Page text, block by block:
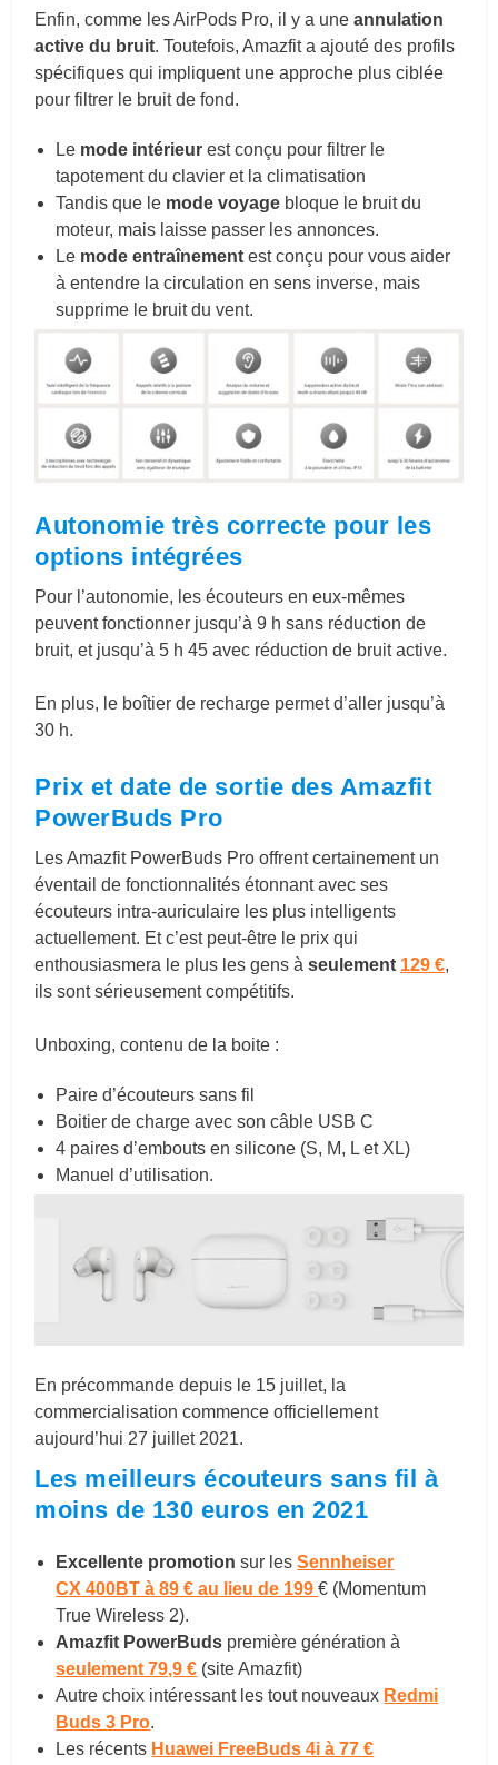
Enfin, comme les AirPods Pro, il y a uneannulation
active du bruit. Toutefois, Amazfit a ajouté des profils
spécifiques qui impliquent une approche plus ciblée
pour filtrer le bruit de fond.
Le mode intérieur est conçu pour filtrer le
tapotement du clavier et la climatisation
Tandis que le mode voyage bloque le bruit du
moteur, mais laisse passer les annonces.
Le mode entraînement est conçu pour vous aider
à entendre la circulation en sens inverse, mais
supprime le bruit du vent.
Autonomie très correcte pour les
options intégrées
Pour l’autonomie, les écouteurs en eux-mêmes
peuvent fonctionner jusqu’à 9 h sans réduction de
bruit, et jusqu’à 5 h 45 avec réduction de bruit active.
En plus, le boîtier de recharge permet d’aller jusqu’à
30 h.
Prix et date de sortie des Amazfit
PowerBuds Pro
Les Amazfit PowerBuds Pro offrent certainement un
éventail de fonctionnalités étonnant avec ses
écouteurs intra-auriculaire les plus intelligents
actuellement. Et c’est peut-être le prix qui
enthousiasmera le plus les gens àseulement 129 €,
ils sont sérieusement compétitifs.
Unboxing, contenu de la boite :
Paire d’écouteurs sans fil
Boitier de charge avec son câble USB C
4 paires d’embouts en silicone (S, M, L et XL)
Manuel d’utilisation.
En précommande depuis le 15 juillet, la
commercialisation commence officiellement
aujourd’hui 27 juillet 2021.
Les meilleurs écouteurs sans fil à
moins de 130 euros en 2021
Excellente promotion sur lesSennheiser
CX 400BT à 89 € au lieu de 199€ (Momentum
True Wireless 2).
Amazfit PowerBuds première génération à
seulement 79,9 € (site Amazfit)
Autre choix intéressant les tout nouveaux Redmi
Buds 3 Pro.
Les récents Huawei FreeBuds 4i à 77 €